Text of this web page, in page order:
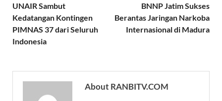
UNAIR Sambut
Kedatangan Kontingen
PIMNAS 37 dari Seluruh
Indonesia
BNNP Jatim Sukses
Berantas Jaringan Narkoba
Internasional di Madura
About RANBITV.COM